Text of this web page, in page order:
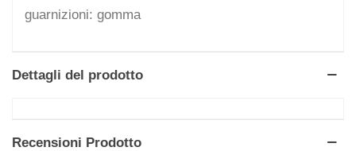
guarnizioni: gomma
Dettagli del prodotto
Recensioni Prodotto